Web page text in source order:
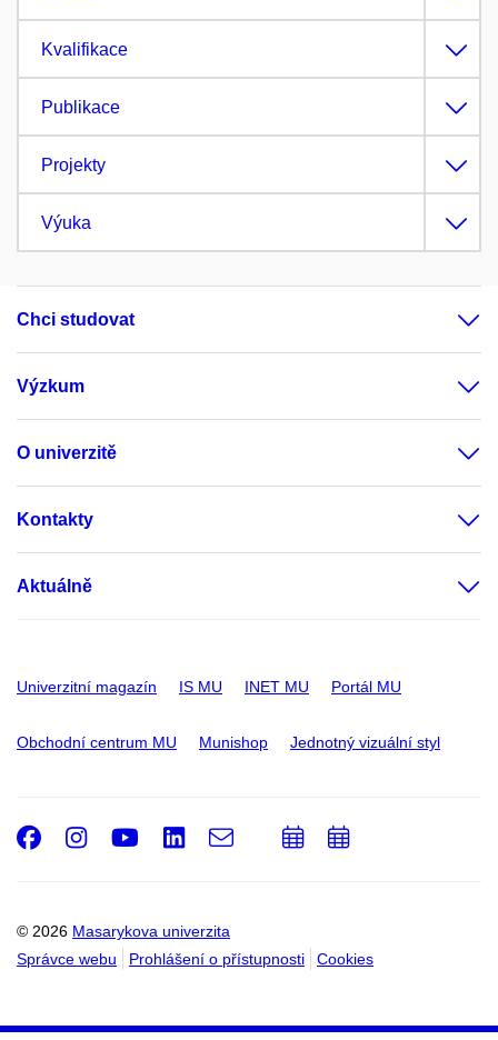
Kvalifikace
Publikace
Projekty
Výuka
Chci studovat
Výzkum
O univerzitě
Kontakty
Aktuálně
Univerzitní magazín IS MU INET MU Portál MU
Obchodní centrum MU Munishop Jednotný vizuální styl
© 2026 Masarykova univerzita
Správce webu
Prohlášení o přístupnosti Cookies
Facebook
Instagram
Youtube
LinkedIn
e-
PřidatPřidat